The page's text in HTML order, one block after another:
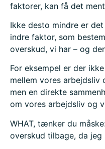
faktorer, kan få det
Ikke desto mindre er
indre faktor, som
overskud, vi har – og
For eksempel er der
mellem vores arbejdsliv
men en direkte
om vores arbejdsliv og
WHAT, tænker du
overskud tilbage, da jeg